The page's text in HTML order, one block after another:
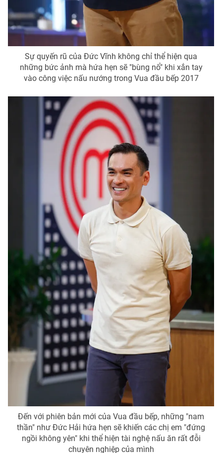
Sự quyến rũ của Đức Vĩnh không chỉ thể hiện qua
những bức ảnh mà hứa hẹn sẽ "bùng nổ" khi xắn tay
vào công việc nấu nướng trong Vua đầu bếp 2017
Đến với phiên bản mới của Vua đầu bếp, những "nam
thần" như Đức Hải hứa hẹn sẽ khiến các chị em "đứng
ngồi không yên" khi thể hiện tài nghệ nấu ăn rất đỗi
chuyên nghiệp của mình